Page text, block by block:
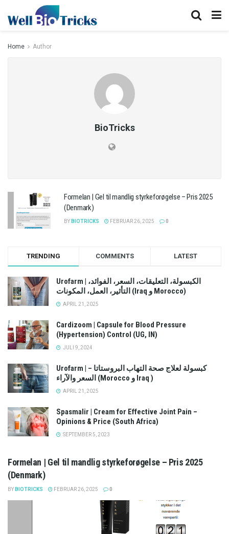
Home Author
BioTricks
Formelan | Gel til mandlig styrkeforøgelse – Pris 2025
(Denmark)
BY BIOTRICKS FEBRUAR 26, 2025 0
TRENDING COMMENTS LATEST
Urofarm | الكبسولة، التعليقات، السعر، الفوائد،
التأثير، العمل، المكونات (Iraq و Morocco)
APRIL 21, 2025
Cardizoom | Capsule for Blood Pressure
(Hypertension) Control (UG, IN)
JULI 9, 2024
Urofarm | كبسولة لعلاج صحة التهاب البروستاتا –
السعر والآراء (Morocco و Iraq )
APRIL 21, 2025
Spasmalir | Cream for Effective Joint Pain –
Opinions & Price (South Africa)
SEPTEMBER 5, 2023
Formelan | Gel til mandlig styrkeforøgelse – Pris 2025
(Denmark)
BY BIOTRICKS FEBRUAR 26, 2025 0